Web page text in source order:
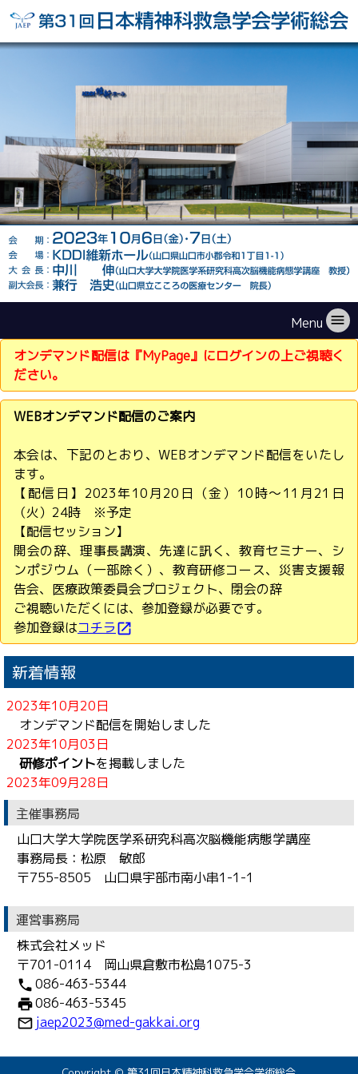
Menu menu
オンデマンド配信は『MyPage』にログインの上ご視聴く
ださい。
WEBオンデマンド配信のご案内
本会は、下記のとおり、WEBオンデマンド配信をいたし
ます。
【配信日】2023年10月20日（金）10時～11月21日
（火）24時 ※予定
【配信セッション】
開会の辞、理事長講演、先達に訊く、教育セミナー、シ
ンポジウム（一部除く）、教育研修コース、災害支援報
告会、医療政策委員会プロジェクト、閉会の辞
ご視聴いただくには、参加登録が必要です。
参加登録はコチラopen_in_new
新着情報
2023年10月20日
オンデマンド配信を開始しました
2023年10月03日
研修ポイントを掲載しました
2023年09月28日
MyPageを掲載しました
2023年09月17日
発表者・座長の皆様へを更新しました
2023年09月16日
プログラムを更新しました
参加者の皆様へ
発表者・座長の皆様へを更新しました
2023年09月12日
発表者・座長の皆様へを掲載しました
2023年09月04日
プログラムに日程表を掲載しました
2023年08月24日
2023年08月18日
主催事務局
山口大学大学院医学系研究科高次脳機能病態学講座
事務局長：松原 敏郎
〒755-8505 山口県宇部市南小串1-1-1
運営事務局
株式会社メッド
〒701-0114 岡山県倉敷市松島1075-3
phone086-463-5344
print086-463-5345
mail_outline jaep2023@med-gakkai.org